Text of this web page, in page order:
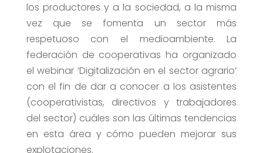
los productores y a la sociedad, a la misma
vez que se fomenta un sector más
respetuoso con el medioambiente. La
federación de cooperativas ha organizado
el webinar ‘Digitalización en el sector agrario’
con el fin de dar a conocer a los asistentes
(cooperativistas, directivos y trabajadores
del sector) cuáles son las últimas tendencias
en esta área y cómo pueden mejorar sus
explotaciones.